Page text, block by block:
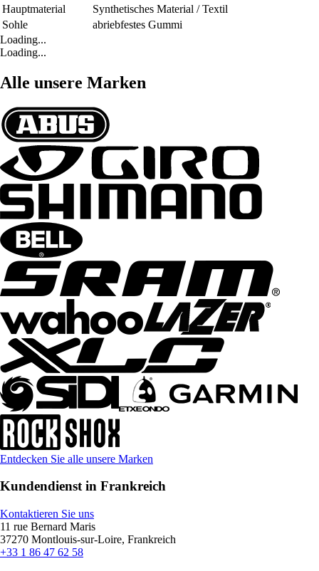
Hauptmaterial
Synthetisches Material / Textil
Sohle
abriebfestes Gummi
Loading...
Loading...
Alle unsere Marken
Entdecken Sie alle unsere Marken
Kundendienst in Frankreich
Kontaktieren Sie uns
11 rue Bernard Maris
37270 Montlouis-sur-Loire, Frankreich
+33 1 86 47 62 58